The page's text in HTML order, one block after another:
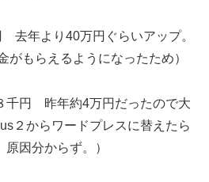
年より40万円ぐらいアップ。
がもらえるようになったため）
千円 昨年約4万円だったので大
２からワードプレスに替えたら
因分からず。）